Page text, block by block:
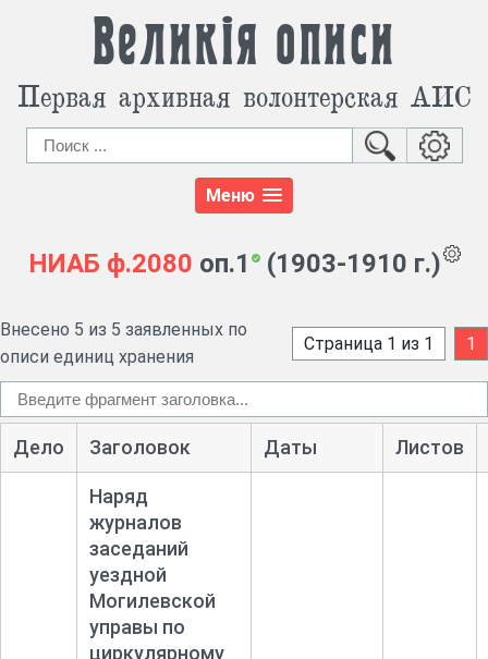
Великія описи
Первая архивная волонтерская АИС
Меню
НИАБ ф.2080 оп.1 (1903-1910 г.)
Внесено 5 из 5 заявленных по
описи единиц хранения
Страница 1 из 1 1
Дело Заголовок Даты Листов
Наряд
журналов
заседаний
уездной
Могилевской
управы по
циркулярному